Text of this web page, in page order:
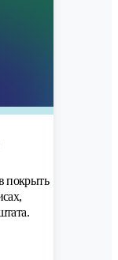
покрыть